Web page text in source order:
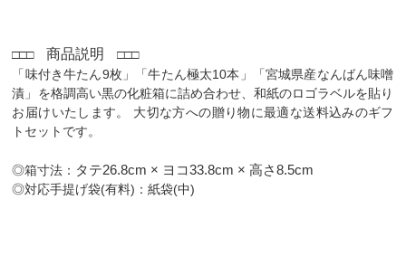
□□□ 商品説明
□□□
「味付き牛たん9枚」「牛たん極太10本」「宮城県産なんばん味噌
漬」を格調高い黒の化粧箱に詰め合わせ、和紙のロゴラベルを貼り
お届けいたします。 大切な方への贈り物に最適な送料込みのギフ
トセットです。
◎箱寸法： タテ26.8cm × ヨコ33.8cm × 高さ8.5cm
◎対応手提げ袋(有料)：紙袋(中)